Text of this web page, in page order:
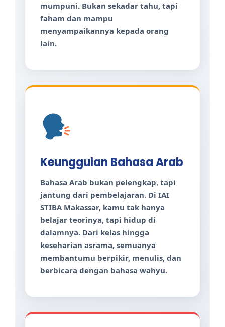
mumpuni. Bukan sekadar tahu, tapi
faham dan mampu
menyampaikannya kepada orang
lain.
Keunggulan Bahasa Arab
Bahasa Arab bukan pelengkap, tapi
jantung dari pembelajaran. Di IAI
STIBA Makassar, kamu tak hanya
belajar teorinya, tapi hidup di
dalamnya. Dari kelas hingga
keseharian asrama, semuanya
membantumu berpikir, menulis, dan
berbicara dengan bahasa wahyu.